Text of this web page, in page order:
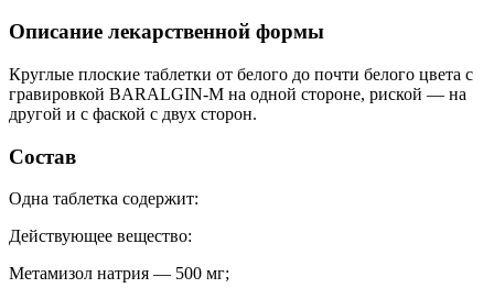
Описание лекарственной формы
Круглые плоские таблетки от белого до почти белого цвета с
гравировкой BARALGIN-M на одной стороне, риской — на
другой и с фаской с двух сторон.
Состав
Одна таблетка содержит:
Действующее вещество:
Метамизол натрия — 500 мг;